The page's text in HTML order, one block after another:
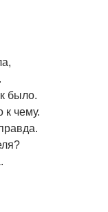
было.
к чему.